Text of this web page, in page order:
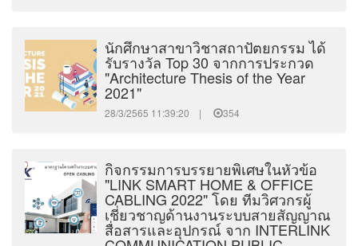
นักศึกษาสาขาวิชาสถาปัตยกรรม ได้
รับรางวัล Top 30 จากการประกวด
"Architecture Thesis of the Year
2021"
28/3/2565 11:39:20 | 354
กิจกรรมการบรรยายพิเศษในหัวข้อ
"LINK SMART HOME & OFFICE
CABLING 2022" โดย ทีมวิศวกรผู้
เชี่ยวชาญด้านงานระบบสายสัญญาณ
สื่อสารและอุปกรณ์ จาก INTERLINK